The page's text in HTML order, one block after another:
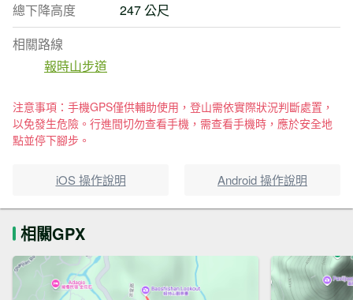
總下降高度
247 公尺
相關路線
報時山步道
注意事項：手機GPS僅供輔助使用，登山需依實際狀況判斷處置，
以免發生危險。行進間切勿查看手機，需查看手機時，應於安全地
點並停下腳步。
iOS 操作說明 Android 操作說明
相關GPX